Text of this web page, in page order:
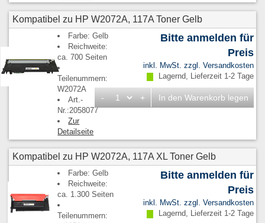
Kompatibel zu HP W2072A, 117A Toner Gelb
Farbe: Gelb
Reichweite:
ca. 700 Seiten
Teilenummern:
W2072A
Art.-
Nr.:2058077
Zur
Detailseite
Bitte anmelden für
Preis
inkl. MwSt. zzgl. Versandkosten
Lagernd, Lieferzeit 1-2 Tage
- + In den Warenkorb legen
Kompatibel zu HP W2072A, 117A XL Toner Gelb
Farbe: Gelb
Reichweite:
ca. 1.300 Seiten
Teilenummern:
Bitte anmelden für
Preis
inkl. MwSt. zzgl. Versandkosten
Lagernd, Lieferzeit 1-2 Tage